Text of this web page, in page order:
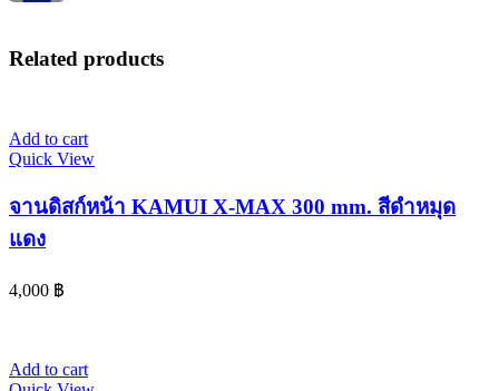
Related products
Add to cart
Quick View
จานดิสก์หน้า KAMUI X-MAX 300 mm. สีดำหมุด
แดง
4,000 ฿
Add to cart